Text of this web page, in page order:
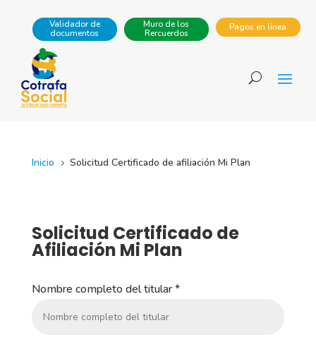
Pagos en línea
Muro de los
Rercuerdos
Validador de
documentos
Inicio 5 Solicitud Certificado de afiliación Mi Plan
Solicitud Certificado de
Afiliación Mi Plan
Nombre completo del titular*